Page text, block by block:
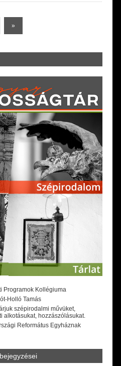
»
Programok Kollégiuma
Holló Tamás
szépirodalmi művüket,
alkotásukat, hozzászólásukat.
Református Egyháznak